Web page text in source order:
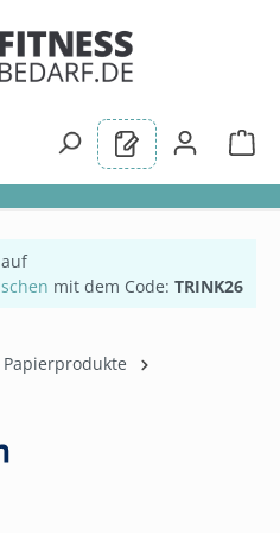
auf
mit dem Code: TRINK26
Papierprodukte